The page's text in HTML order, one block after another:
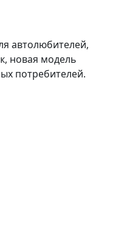
автолюбителей,
новая модель
потребителей.